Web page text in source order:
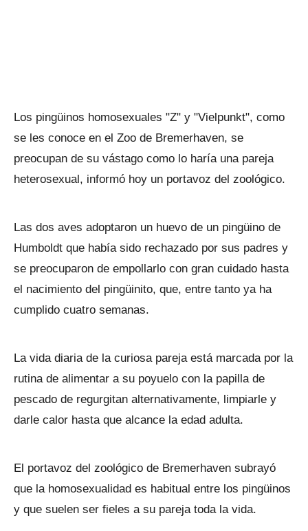
Los pingüinos homosexuales "Z" y "Vielpunkt", como
se les conoce en el Zoo de Bremerhaven, se
preocupan de su vástago como lo haría una pareja
heterosexual, informó hoy un portavoz del zoológico.
Las dos aves adoptaron un huevo de un pingüino de
Humboldt que había sido rechazado por sus padres y
se preocuparon de empollarlo con gran cuidado hasta
el nacimiento del pingüinito, que, entre tanto ya ha
cumplido cuatro semanas.
La vida diaria de la curiosa pareja está marcada por la
rutina de alimentar a su poyuelo con la papilla de
pescado de regurgitan alternativamente, limpiarle y
darle calor hasta que alcance la edad adulta.
El portavoz del zoológico de Bremerhaven subrayó
que la homosexualidad es habitual entre los pingüinos
y que suelen ser fieles a su pareja toda la vida.